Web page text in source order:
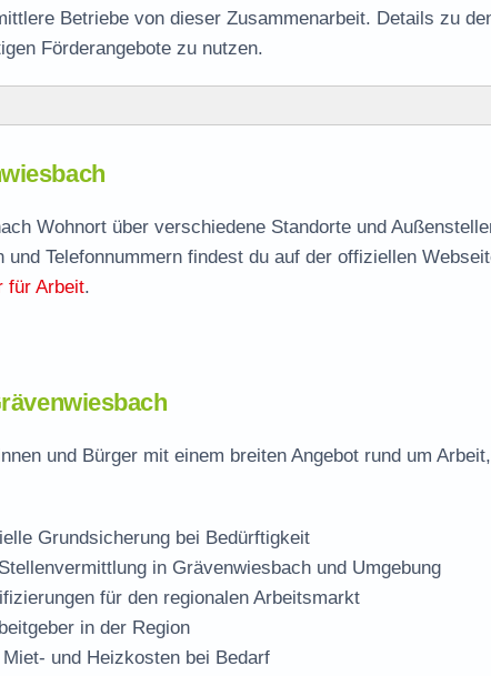
Betriebe von dieser Zusammenarbeit. Details zu
Förderangebote zu nutzen.
Wohnort über verschiedene Standorte und
Telefonnummern findest du auf der offiziellen
für Arbeit.
und Bürger mit einem breiten Angebot rund um Arbeit,
Grundsicherung bei Bedürftigkeit
in Grävenwiesbach und Umgebung
für den regionalen Arbeitsmarkt
in der Region
und Heizkosten bei Bedarf